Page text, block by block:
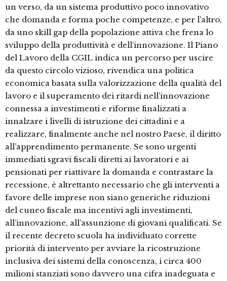
un verso, da un sistema produttivo poco innovativo
che domanda e forma poche competenze, e per l’altro,
da uno skill gap della popolazione attiva che frena lo
sviluppo della produttività e dell’innovazione. Il Piano
del Lavoro della CGIL indica un percorso per uscire
da questo circolo vizioso, rivendica una politica
economica basata sulla valorizzazione della qualità del
lavoro e il superamento dei ritardi nell’innovazione
connessa a investimenti e riforme finalizzati a
innalzare i livelli di istruzione dei cittadini e a
realizzare, finalmente anche nel nostro Paese, il diritto
all’apprendimento permanente. Se sono urgenti
immediati sgravi fiscali diretti ai lavoratori e ai
pensionati per riattivare la domanda e contrastare la
recessione, è altrettanto necessario che gli interventi a
favore delle imprese non siano generiche riduzioni
del cuneo fiscale ma incentivi agli investimenti,
all’innovazione, all’assunzione di giovani qualificati. Se
il recente decreto scuola ha individuato corrette
priorità di intervento per avviare la ricostruzione
inclusiva dei sistemi della conoscenza, i circa 400
milioni stanziati sono davvero una cifra inadeguata e